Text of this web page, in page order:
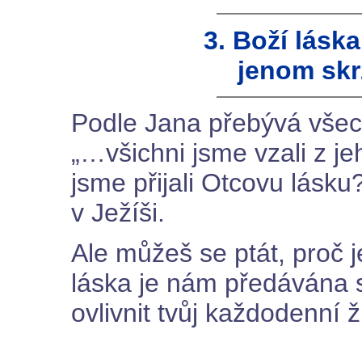
3. Boží
jenom
Podle Jana přebývá
„…všichni jsme vzali z
jsme přijali Otcovu
v Ježíši.
Ale můžeš se ptát, proč
láska je nám předávána
ovlivnit tvůj každodenní